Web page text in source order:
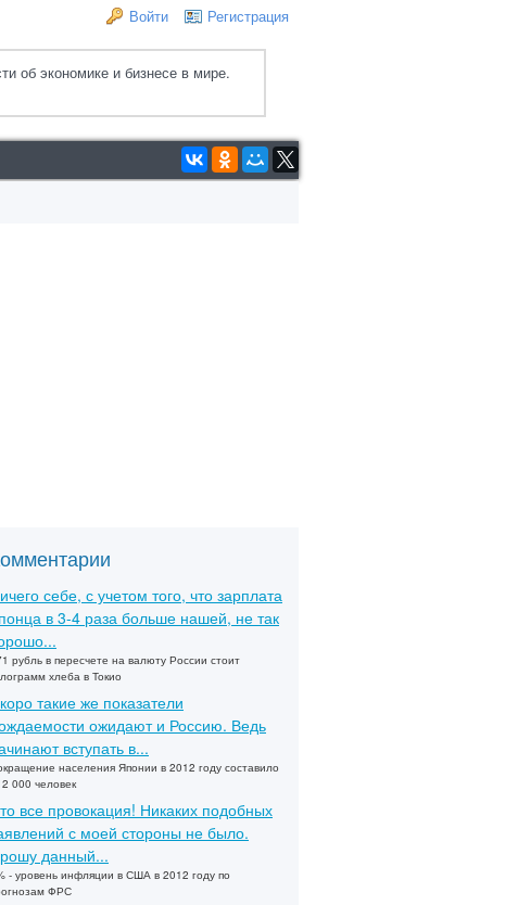
Войти Регистрация
об экономике и бизнесе в мире.
себе, с учетом того, что зарплата
в 3-4 раза больше нашей, не так
рубль в пересчете на валюту России стоит
хлеба в Токио
такие же показатели
ожидают и Россию. Ведь
вступать в...
населения Японии в 2012 году составило
000 человек
все провокация! Никаких подобных
с моей стороны не было.
данный...
- уровень инфляции в США в 2012 году по
ФРС